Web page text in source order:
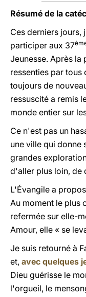
Résumé de la
Ces derniers jours,
participer aux 37
Jeunesse. Après la
ressenties par tous
toujours de
ressuscité a remis
monde entier sur
Ce n'est pas un
une ville qui donne
grandes
d'aller plus loin, de
L'Évangile a
Au moment le plus
refermée sur elle-
Amour, elle « se
Je suis retourné à
et, avec quelques
Dieu guérisse le
l'orgueil, le